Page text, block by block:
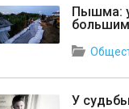
Пышма:
У